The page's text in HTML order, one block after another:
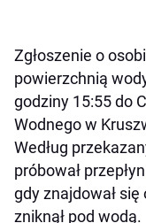
Zgłoszenie o
powierzchnią
godziny 15:55 do
Wodnego w
Według
próbował
gdy znajdował
zniknął pod wodą.